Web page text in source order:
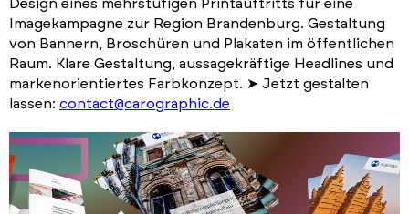
Design eines mehrstufigen Printauftritts für eine
Imagekampagne zur Region Brandenburg. Gestaltung
von Bannern, Broschüren und Plakaten im öffentlichen
Raum. Klare Gestaltung, aussagekräftige Headlines und
markenorientiertes Farbkonzept. ➤ Jetzt gestalten
lassen: contact@carographic.de